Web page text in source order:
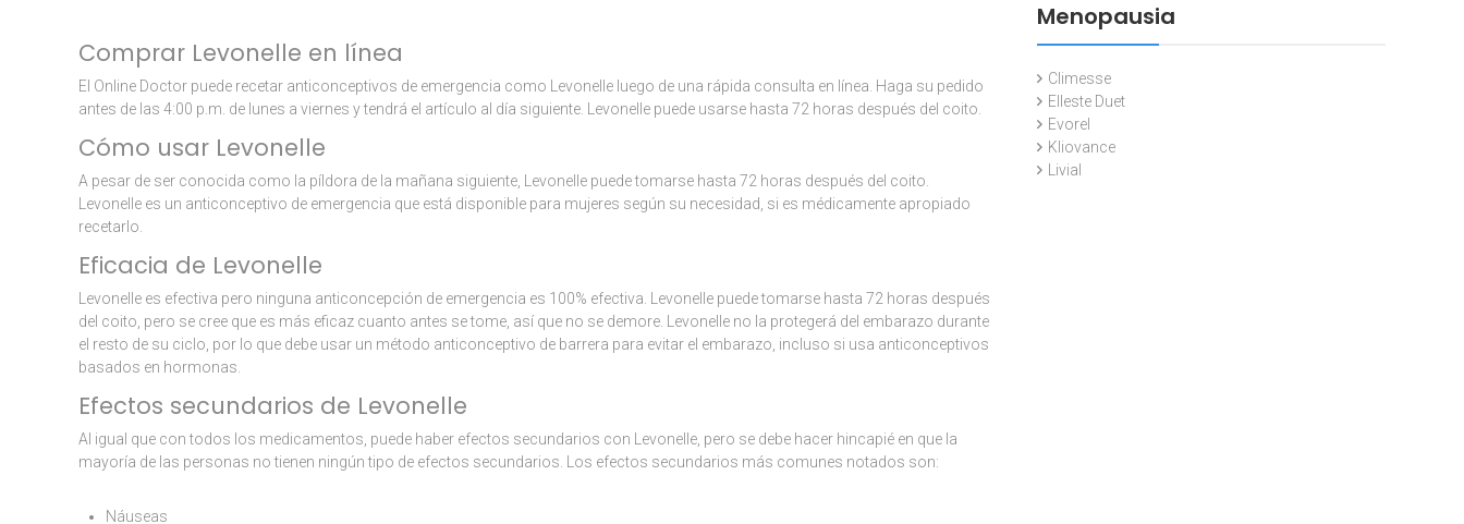
Comprar Levonelle en línea
El Online Doctor puede recetar anticonceptivos de emergencia como Levonelle luego de una rápida consulta en línea. Haga su pedido
antes de las 4:00 p.m. de lunes a viernes y tendrá el artículo al día siguiente. Levonelle puede usarse hasta 72 horas después del coito.
Cómo usar Levonelle
A pesar de ser conocida como la píldora de la mañana siguiente, Levonelle puede tomarse hasta 72 horas después del coito.
Levonelle es un anticonceptivo de emergencia que está disponible para mujeres según su necesidad, si es médicamente apropiado
recetarlo.
Eficacia de Levonelle
Levonelle es efectiva pero ninguna anticoncepción de emergencia es 100% efectiva. Levonelle puede tomarse hasta 72 horas después
del coito, pero se cree que es más eficaz cuanto antes se tome, así que no se demore. Levonelle no la protegerá del embarazo durante
el resto de su ciclo, por lo que debe usar un método anticonceptivo de barrera para evitar el embarazo, incluso si usa anticonceptivos
basados ​​en hormonas.
Efectos secundarios de Levonelle
Al igual que con todos los medicamentos, puede haber efectos secundarios con Levonelle, pero se debe hacer hincapié en que la
mayoría de las personas no tienen ningún tipo de efectos secundarios. Los efectos secundarios más comunes notados son:
Náuseas
Menopausia
Climesse
Elleste Duet
Evorel
Kliovance
Livial